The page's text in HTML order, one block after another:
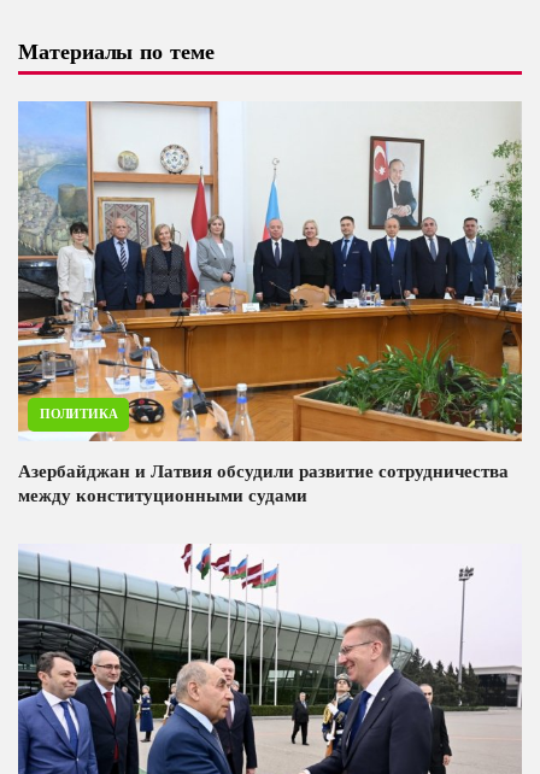
Материалы по теме
ПОЛИТИКА
Азербайджан и Латвия обсудили развитие сотрудничества
между конституционными судами